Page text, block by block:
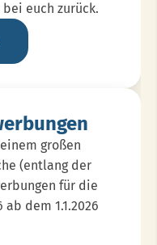
euch zurück.
großen
(entlang der
für die
dem 1.1.2026